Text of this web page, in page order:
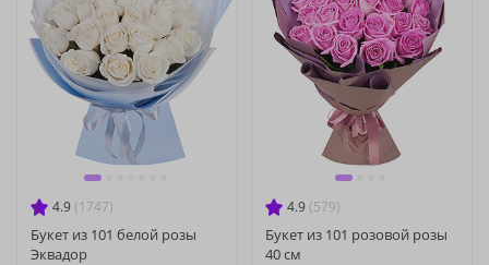
4.9 (1747)
Букет из 101 белой розы
Эквадор
4.9 (579)
Букет из 101 розовой розы
40 см